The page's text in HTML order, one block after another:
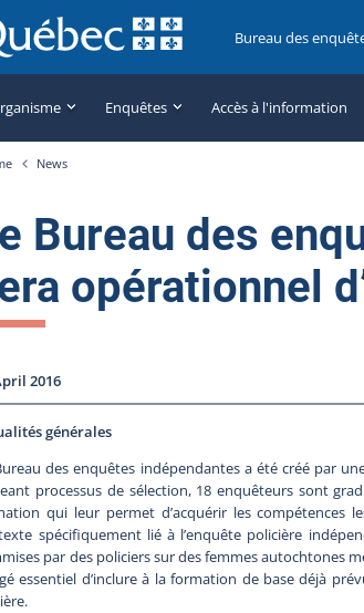
Bureau des
Enquêtes Accès à l'information
News
Bureau des
opérationnel
2016
générales
des enquêtes indépendantes a été créé par
processus de sélection, 18 enquêteurs sont
qui leur permet d’acquérir les compétences
spécifiquement lié à l’enquête policière
par des policiers sur des femmes autochtones
essentiel d’inclure à la formation de base déjà